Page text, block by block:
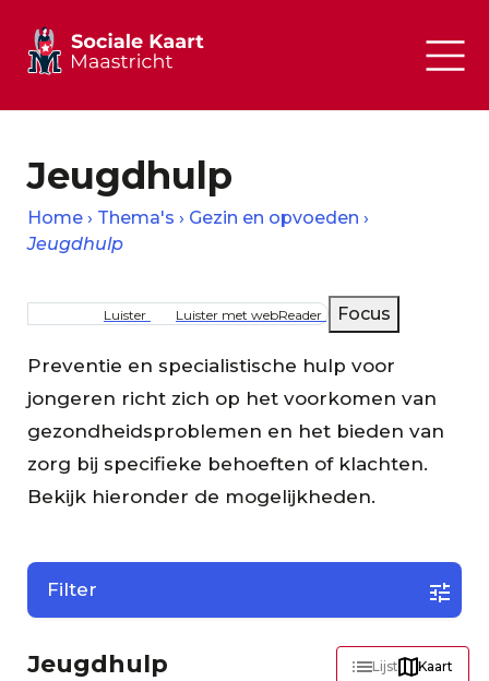
Jeugdhulp
Home Thema's
Gezin en opvoeden
Jeugdhulp
Luister Luister met webReader Focus
Preventie en specialistische hulp voor
jongeren richt zich op het voorkomen van
gezondheidsproblemen en het bieden van
zorg bij specifieke behoeften of klachten.
Bekijk hieronder de mogelijkheden.
Filter
Jeugdhulp Lijst Kaart